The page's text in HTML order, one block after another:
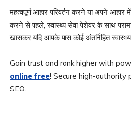
महत्वपूर्ण आहार परिवर्तन करने या अपने आहार में
करने से पहले, स्वास्थ्य सेवा पेशेवर के साथ
खासकर यदि आपके पास कोई अंतर्निहित स्वास्थ्य
Gain trust and rank higher with
online free! Secure high-
SEO.